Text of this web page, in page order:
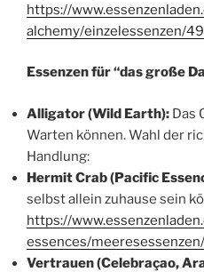
https://
alchemy/einzelessenzen/
Essenzen für “das große
Alligator (Wild Earth): Das
Warten können. Wahl der
Handlung:
Hermit Crab (Pacific
selbst allein zuhause sein
https://
essences/
Vertrauen (Celebraçao,